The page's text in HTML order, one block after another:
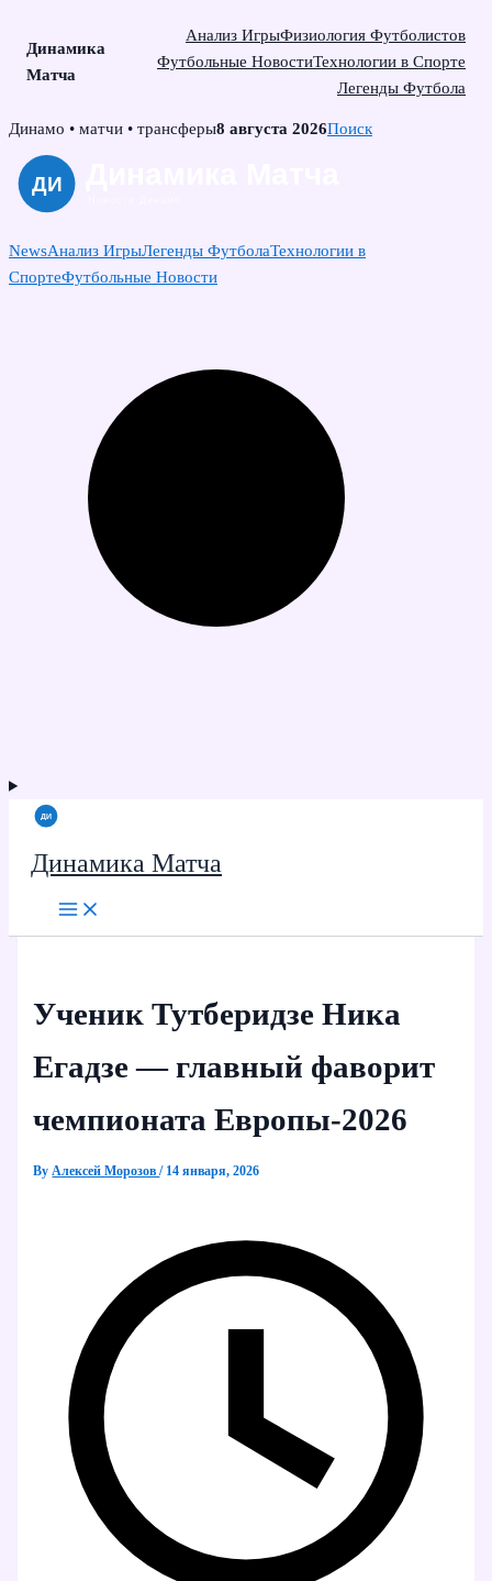
Динамика
Матча
Анализ ИгрыФизиология Футболистов
Футбольные НовостиТехнологии в Спорте
Легенды Футбола
Skip
content
Динамо • матчи • трансферы8 августа 2026Поиск
NewsАнализ ИгрыЛегенды ФутболаТехнологии в
СпортеФутбольные Новости
Динамика Матча
Ученик Тутберидзе Ника
Егадзе — главный фаворит
чемпионата Европы‑2026
ByАлексей Морозов/ 14 января, 2026